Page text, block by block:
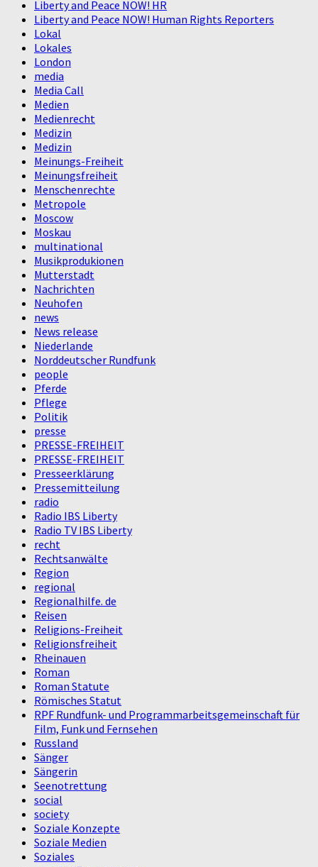
Liberty and Peace NOW! HR
Liberty and Peace NOW! Human Rights Reporters
Lokal
Lokales
London
media
Media Call
Medien
Medienrecht
Medizin
Medizin
Meinungs-Freiheit
Meinungsfreiheit
Menschenrechte
Metropole
Moscow
Moskau
multinational
Musikprodukionen
Mutterstadt
Nachrichten
Neuhofen
news
News release
Niederlande
Norddeutscher Rundfunk
people
Pferde
Pflege
Politik
presse
PRESSE-FREIHEIT
PRESSE-FREIHEIT
Presseerklärung
Pressemitteilung
radio
Radio IBS Liberty
Radio TV IBS Liberty
recht
Rechtsanwälte
Region
regional
Regionalhilfe. de
Reisen
Religions-Freiheit
Religionsfreiheit
Rheinauen
Roman
Roman Statute
Römisches Statut
RPF Rundfunk- und Programmarbeitsgemeinschaft für
Film, Funk und Fernsehen
Russland
Sänger
Sängerin
Seenotrettung
social
society
Soziale Konzepte
Soziale Medien
Soziales